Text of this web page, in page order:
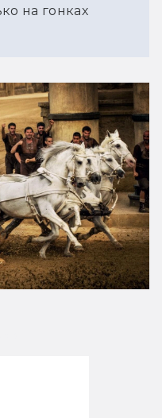
на гонках